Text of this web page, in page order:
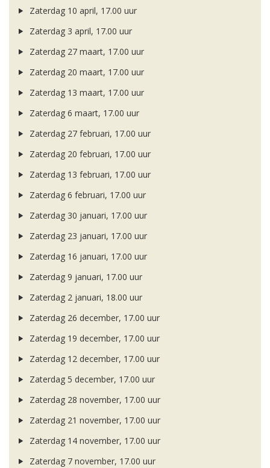
Zaterdag 10 april, 17.00 uur
Zaterdag 3 april, 17.00 uur
Zaterdag 27 maart, 17.00 uur
Zaterdag 20 maart, 17.00 uur
Zaterdag 13 maart, 17.00 uur
Zaterdag 6 maart, 17.00 uur
Zaterdag 27 februari, 17.00 uur
Zaterdag 20 februari, 17.00 uur
Zaterdag 13 februari, 17.00 uur
Zaterdag 6 februari, 17.00 uur
Zaterdag 30 januari, 17.00 uur
Zaterdag 23 januari, 17.00 uur
Zaterdag 16 januari, 17.00 uur
Zaterdag 9 januari, 17.00 uur
Zaterdag 2 januari, 18.00 uur
Zaterdag 26 december, 17.00 uur
Zaterdag 19 december, 17.00 uur
Zaterdag 12 december, 17.00 uur
Zaterdag 5 december, 17.00 uur
Zaterdag 28 november, 17.00 uur
Zaterdag 21 november, 17.00 uur
Zaterdag 14 november, 17.00 uur
Zaterdag 7 november, 17.00 uur